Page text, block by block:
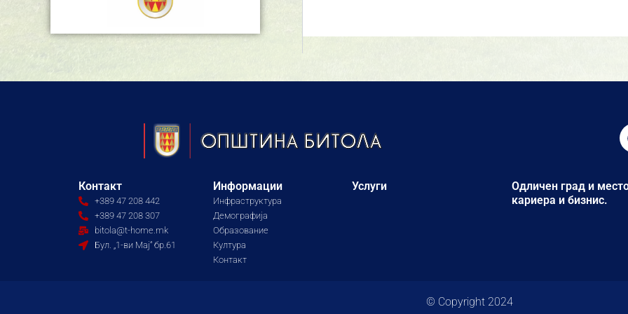
Контакт
+389 47 208 442
+389 47 208 307
bitola@t-home.mk
Бул. „1-ви Мај“ бр.61
Информации
Инфраструктура
Демографија
Образование
Култура
Контакт
Услуги
Одличен град и
кариера и бизнис.
© Copyright 2024